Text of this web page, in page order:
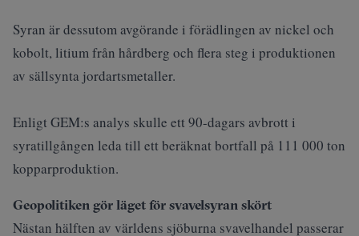
Syran är dessutom avgörande i förädlingen av nickel och
kobolt, litium från hårdberg och flera steg i produktionen
av sällsynta jordartsmetaller.
Enligt GEM:s analys skulle ett 90-dagars avbrott i
syratillgången leda till ett beräknat bortfall på 111 000 ton
kopparproduktion.
Geopolitiken gör läget för svavelsyran skört
Nästan hälften av världens sjöburna svavelhandel passerar